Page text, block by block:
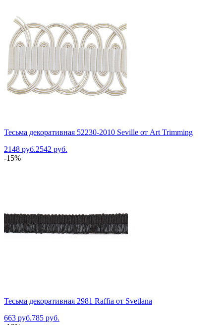
Тесьма декоративная 52230-2010 Seville от Art Trimming
2148 руб.2542 руб.
-15%
Тесьма декоративная 2981 Raffia от Svetlana
663 руб.785 руб.